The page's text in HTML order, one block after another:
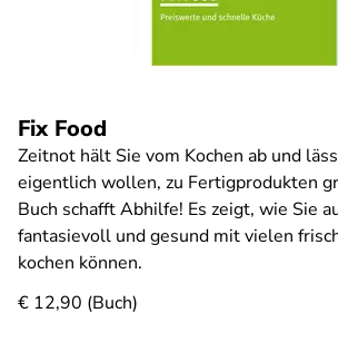
Fix Food
Zeitnot hält Sie vom Kochen ab und
eigentlich wollen, zu Fertigprodukten
Buch schafft Abhilfe! Es zeigt, wie Sie
fantasievoll und gesund mit vielen
kochen können.
€ 12,90 (Buch)